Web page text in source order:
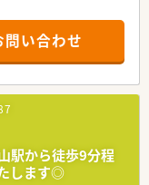
の立地です。
児科となります。
しております。
を行っています。
代が相談可能です。
求めています。
問い合わせ
駅から徒歩9分程
します◎